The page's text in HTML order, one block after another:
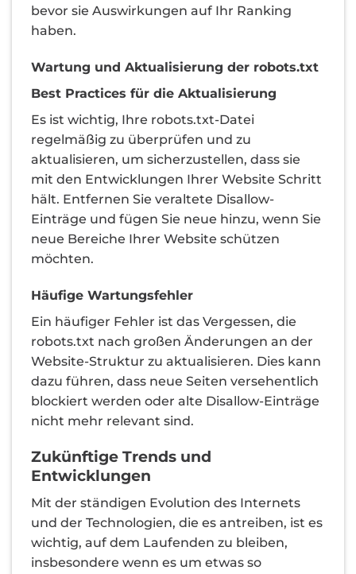
bevor sie Auswirkungen auf Ihr Ranking
haben.
Wartung und Aktualisierung der robots.txt
Best Practices für die Aktualisierung
Es ist wichtig, Ihre robots.txt-Datei
regelmäßig zu überprüfen und zu
aktualisieren, um sicherzustellen, dass sie
mit den Entwicklungen Ihrer Website Schritt
hält. Entfernen Sie veraltete Disallow-
Einträge und fügen Sie neue hinzu, wenn Sie
neue Bereiche Ihrer Website schützen
möchten.
Häufige Wartungsfehler
Ein häufiger Fehler ist das Vergessen, die
robots.txt nach großen Änderungen an der
Website-Struktur zu aktualisieren. Dies kann
dazu führen, dass neue Seiten versehentlich
blockiert werden oder alte Disallow-Einträge
nicht mehr relevant sind.
Zukünftige Trends und
Entwicklungen
Mit der ständigen Evolution des Internets
und der Technologien, die es antreiben, ist es
wichtig, auf dem Laufenden zu bleiben,
insbesondere wenn es um etwas so